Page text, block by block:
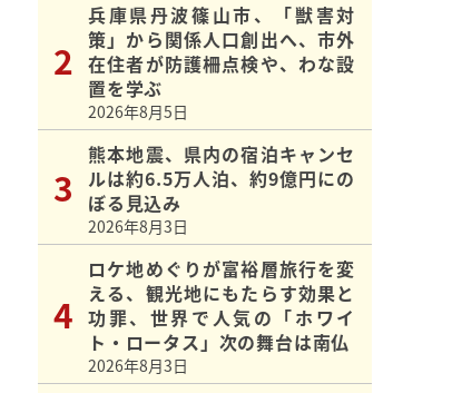
兵庫県丹波篠山市、「獣害対
策」から関係人口創出へ、市外
在住者が防護柵点検や、わな設
置を学ぶ
2026年8月5日
熊本地震、県内の宿泊キャンセ
ルは約6.5万人泊、約9億円にの
ぼる見込み
2026年8月3日
ロケ地めぐりが富裕層旅行を変
える、観光地にもたらす効果と
功罪、世界で人気の「ホワイ
ト・ロータス」次の舞台は南仏
2026年8月3日